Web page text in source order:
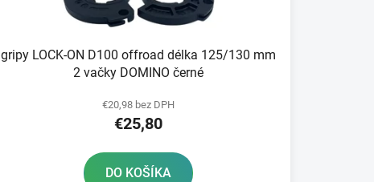
t
v
gripy LOCK-ON D100 offroad délka 125/130 mm
2 vačky DOMINO černé
€20,98 bez DPH
€25,80
DO KOŠÍKA